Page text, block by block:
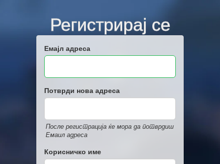
Регистрирај се
Емајл адреса
Потврди нова адреса
После регистрација ќе мора да потврдиш
Емаил адреса
Корисничко име